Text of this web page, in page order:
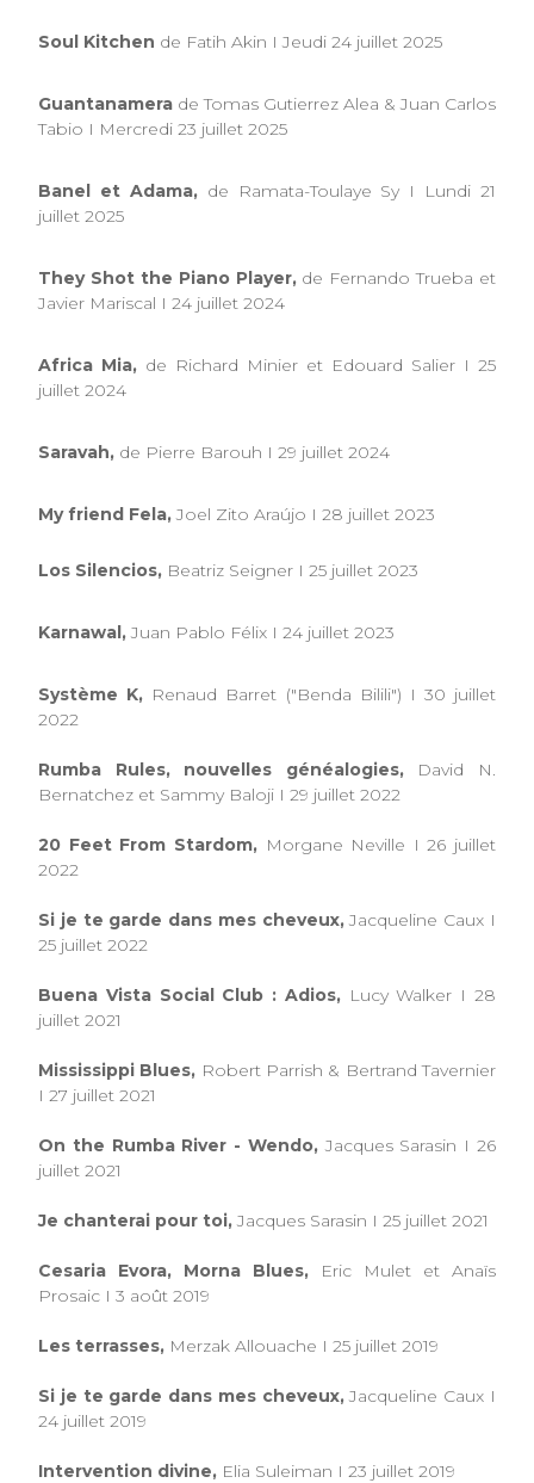
Soul Kitchen de Fatih Akin I Jeudi 24 juillet 2025
Guantanamera de Tomas Gutierrez Alea & Juan Carlos
Tabio I Mercredi 23 juillet 2025
Banel et Adama, de Ramata-Toulaye Sy I Lundi 21
juillet 2025
They Shot the Piano Player,de Fernando Trueba et
Javier Mariscal I 24 juillet 2024
Africa Mia, de Richard Minier et Edouard Salier I 25
juillet 2024
Saravah, de Pierre Barouh I 29 juillet 2024
My friend Fela,Joel Zito Araújo I 28 juillet 2023
Los Silencios, Beatriz Seigner I 25 juillet 2023
Karnawal,Juan Pablo Félix I 24 juillet 2023
Système K, Renaud Barret ("Benda Bilili") I 30 juillet
2022
Rumba Rules, nouvelles généalogies, David N.
Bernatchez et Sammy Baloji I 29 juillet 2022
20 Feet From Stardom, Morgane Neville I 26 juillet
2022
Si je te garde dans mes cheveux,Jacqueline Caux I
25 juillet 2022
Buena Vista Social Club : Adios,Lucy Walker I 28
juillet 2021
Mississippi Blues, Robert Parrish & Bertrand Tavernier
I 27 juillet 2021
On the Rumba River - Wendo,Jacques Sarasin I 26
juillet 2021
Je chanterai pour toi,Jacques Sarasin I 25 juillet 2021
Cesaria Evora, Morna Blues,
Eric Mulet et Anaïs
Prosaic I 3 août 2019
Les terrasses, Merzak Allouache I 25 juillet 2019
Si je te garde dans mes cheveux,Jacqueline Caux I
24 juillet 2019
Intervention divine, Elia Suleiman I 23 juillet 2019